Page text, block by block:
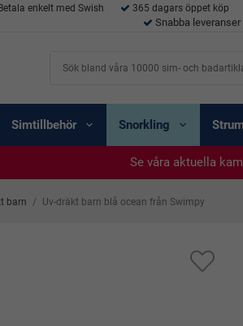
Betala enkelt med Swish 365 dagars öppet köp
Snabba leveranser
Simtillbehör Snorkling
Se våra aktuella
Se våra aktuella
Se våra aktuella
Se våra aktuella
Se våra aktuella
barn / Uv-dräkt barn blå ocean från Swimpy